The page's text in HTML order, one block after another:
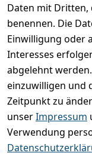
5
4
3
2
1
Daten mit Dritten,
benennen. Die
Einwilligung oder
Interesses
abgelehnt
einzuwilligen und
Zeitpunkt zu
unserImpressum
Verwendung